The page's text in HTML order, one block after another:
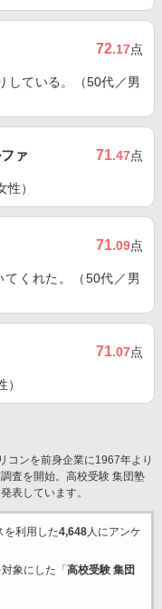
72.17点
している。（50代／男
ァ 71.47点
）
71.09点
くれた。（50代／男
71.07点
コンを前身企業に1967年より
査を開始。高校受験 集団塾
表しています。
を利用した4,648人にアンケ
象にした「 高校受験 集団